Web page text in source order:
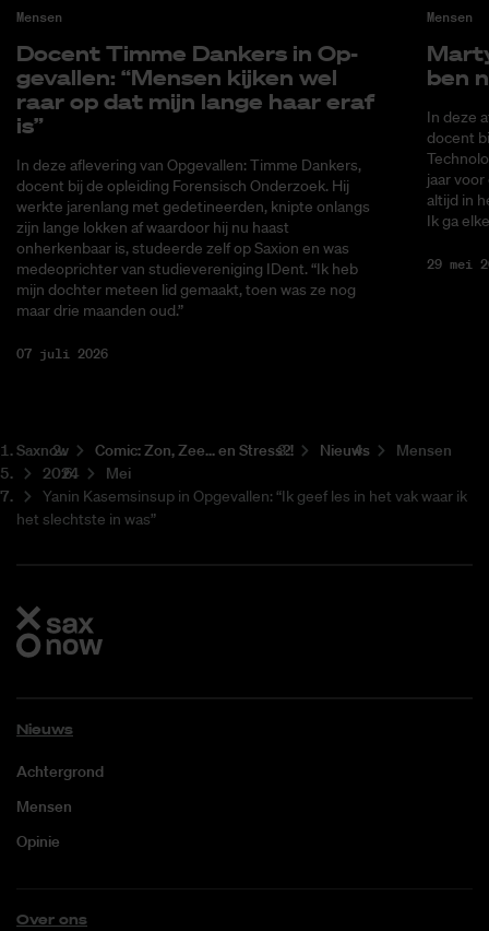
Mensen
Do­cent Tim­me Dankers in Op­
ge­val­len: “Men­sen kij­ken wel
raar op dat mijn lan­ge haar eraf
is”
In deze aflevering van Opgevallen: Timme Dankers,
docent bij de opleiding Forensisch Onderzoek. Hij
werkte jarenlang met gedetineerden, knipte onlangs
zijn lange lokken af waardoor hij nu haast
onherkenbaar is, studeerde zelf op Saxion en was
medeoprichter van studievereniging IDent. “Ik heb
mijn dochter meteen lid gemaakt, toen was ze nog
maar drie maanden oud.”
07 juli 2026
Mensen
ben
In deze
docent
jaar
altijd in
Ik ga
29 mei
Saxnow Co­mic: Zon, Zee... en Stress?! Nieuws
Mensen
2024
Mei
Yanin Kasemsinsup in Opgevallen: “Ik geef les in het vak waar ik
het slechtste in was”
Nieuws
Achtergrond
Mensen
Opinie
Over ons